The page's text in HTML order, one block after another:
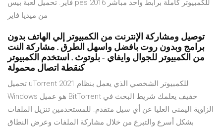
فاير. تحميل لعبة بيس pes 2016 للكمبيوتر كاملة برابط واحد مباشر
من ميديا فاير
توصيل ومشاركة الإنترنت من الكمبيوتر إلي الهاتف بدون
برامج وبدون روت بافضل واسهل الطرق . مشاركة النت
من الكمبيوتر للجوال وايفاي - بلوتوث . استخدم الكمبيوتر
كنقطة اتصال محمولة
تحميل uTorrent 2021 للكمبيوتر الشخصي الذي يعمل بنظام
Windows هو عميل BitTorrent خفيف يعلمك شريط البحث في
الزاوية اليمنى العليا عن أي سيل متقدم. للمستخدمين تنزيل الملفات
بشكل أسرع والتبرع من خلال مشاركة الملفات وعرض النطاق